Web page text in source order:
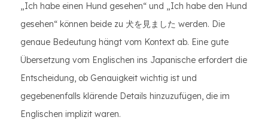
„Ich habe einen Hund gesehen“ und „Ich habe den Hund
gesehen“ können beide zu 犬を見ました werden. Die
genaue Bedeutung hängt vom Kontext ab. Eine gute
Übersetzung vom Englischen ins Japanische erfordert die
Entscheidung, ob Genauigkeit wichtig ist und
gegebenenfalls klärende Details hinzuzufügen, die im
Englischen implizit waren.